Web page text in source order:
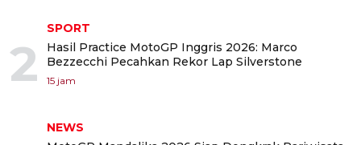
2
SPORT
Hasil Practice MotoGP Inggris 2026: Marco
Bezzecchi Pecahkan Rekor Lap Silverstone
15 jam
NEWS